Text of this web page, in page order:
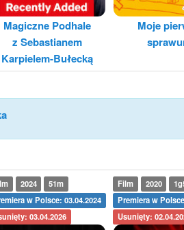
Magiczne Podhale
z Sebastianem
Karpielem-Bułecką
Moje
2024
51m
w Polsce: 03.04.2024
03.04.2026
Film 2020
Premiera w
Usunięty: